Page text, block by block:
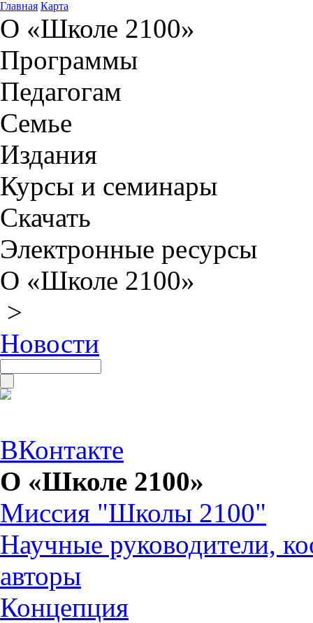
Главная Карта
О «Школе 2100»
Программы
Педагогам
Семье
Издания
Курсы и семинары
Скачать
Электронные ресурсы
О «Школе 2100»
>
Новости
ВКонтакте
О «Школе 2100»
Миссия "Школы 2100"
Научные руководители,
авторы
Концепция